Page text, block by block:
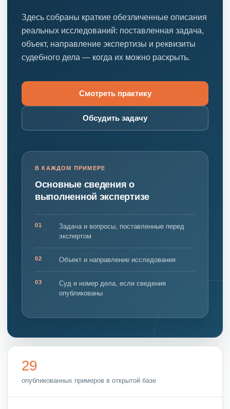
Здесь собраны краткие обезличенные описания
реальных исследований: поставленная задача,
объект, направление экспертизы и реквизиты
судебного дела — когда их можно раскрыть.
Смотреть практику
Обсудить задачу
В КАЖДОМ ПРИМЕРЕ
Основные сведения о
выполненной экспертизе
01
Задача и вопросы, поставленные перед
экспертом
02 Объект и направление исследования
03
Суд и номер дела, если сведения
опубликованы
29
опубликованных примеров в открытой базе